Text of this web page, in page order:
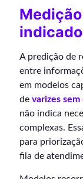
A predição de
entre
em modelos
de varizes sem
não indica
complexas.
para
fila de